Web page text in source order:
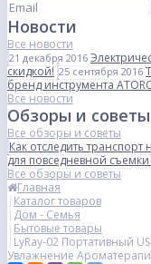
Новости
Все новости
21 декабря 2016
скидкой! 25 сентября 2016
бренд инструмента
Все новости
Обзоры и советы
Все обзоры и советы
Как отследить транспорт
для повседневной съемки
Все обзоры и советы
Главная
Каталог товаров
Дом - Семья
Бытовые товары
LyRay-02 Портативный
Увлажнение